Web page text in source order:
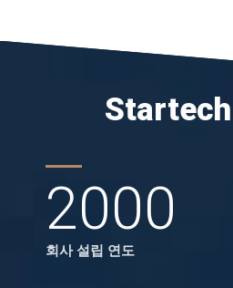
2000
회사 설립 연도